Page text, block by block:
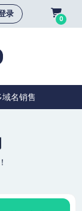
录 0
名销售